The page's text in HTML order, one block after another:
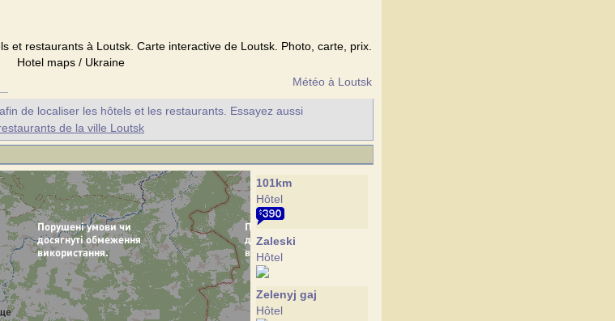
et restaurants à Loutsk. Carte interactive de Loutsk. Photo, carte, prix.
Hotel maps / Ukraine
Météo à Loutsk
de localiser les hôtels et les restaurants. Essayez aussi
de la ville Loutsk
101km
Hôtel
Zaleski
Hôtel
Zelenyj gaj
Hôtel